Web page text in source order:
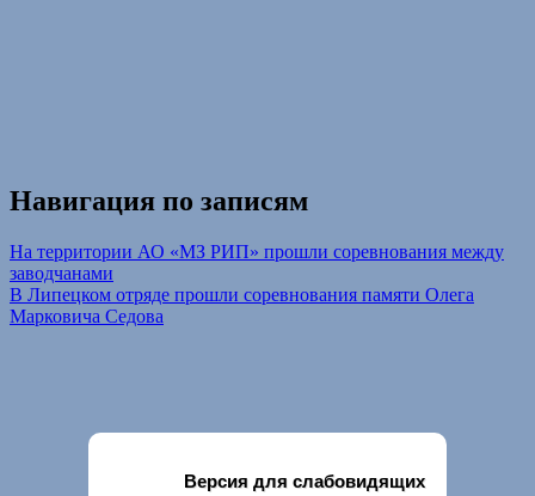
Навигация по записям
На территории АО «МЗ РИП» прошли соревнования между
заводчанами
В Липецком отряде прошли соревнования памяти Олега
Марковича Седова
Версия для слабовидящих